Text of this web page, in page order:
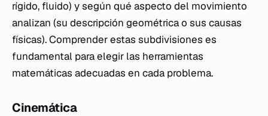
rígido, fluido) y según qué aspecto del movimiento
analizan (su descripción geométrica o sus causas
físicas). Comprender estas subdivisiones es
fundamental para elegir las herramientas
matemáticas adecuadas en cada problema.
Cinemática